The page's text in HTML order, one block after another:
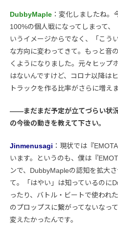
DubbyMaple ：変化しましたね。
100%の個人戦になってしまって
いうイメージからでなく、「こう
な方向に変わってきて。もっと音
くようになりました。元々ヒップ
はないんですけど、コロナ以降は
トラックを作る比率がさらに増え
――まだまだ予定が立てづらい状
の今後の動きを教えて下さい。
Jinmenusagi ：現状では『
います。というのも、僕は『
ンで、DubbyMapleの認知を拡大
て。「はやい」は知っているのに
ったり、バトル・ビートで使われ
のプロップスに繋がってないなっ
変えたかったんです。